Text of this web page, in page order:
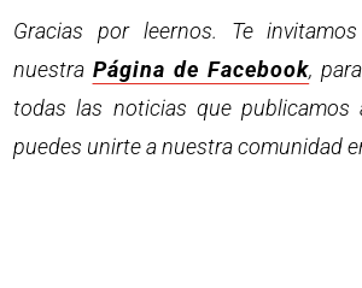
Gracias por leernos. Te
nuestra Página de Facebook,
todas las noticias que publicamos
puedes unirte a nuestra comunidad